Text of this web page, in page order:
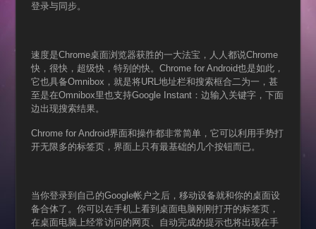
登录与同步。
速度是Chrome桌面浏览器获胜的一大法宝，人人都说Chrome
快，很快，超级快，特别的快。Chrome for Android也是如此，
它也具备Omnibox，就是将URL地址栏和搜索框合二为一，甚
至是在Omnibox里也支持Google Instant：边输入关键字，下面
边出现搜索结果。
Chrome for Android界面和操作都非常简单，它可以利用手势打
开无限多的标签页，界面上只有最基础的几个按钮而已。
当你登录到自己的Google帐户之后，移动设备就和你的桌面设
备合体了。你可以在手机上看到桌面电脑刚刚打开的标签页，
在桌面电脑上经常访问的网页、自动完成的提示也将出现在手